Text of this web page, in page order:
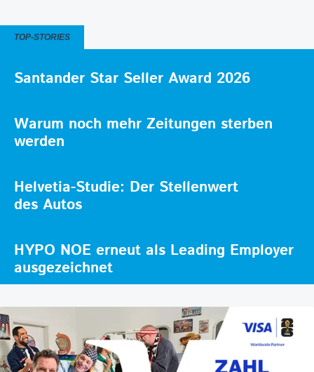
TOP-STORIES
Santander Star Seller Award 2026
Warum noch mehr Zeitungen sterben
werden
Helvetia-Studie: Der Stellenwert
des Autos
HYPO NOE erneut als Leading Employer
ausgezeichnet